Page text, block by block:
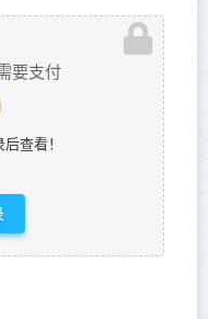
要支付
查看！